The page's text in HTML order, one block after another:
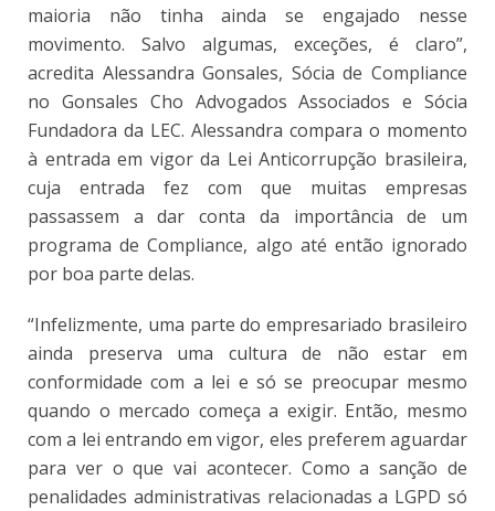
maioria não tinha ainda se engajado nesse
movimento. Salvo algumas, exceções, é claro”,
acredita Alessandra Gonsales, Sócia de Compliance
no Gonsales Cho Advogados Associados e Sócia
Fundadora da LEC. Alessandra compara o momento
à entrada em vigor da Lei Anticorrupção brasileira,
cuja entrada fez com que muitas empresas
passassem a dar conta da importância de um
programa de Compliance, algo até então ignorado
por boa parte delas.
“Infelizmente, uma parte do empresariado brasileiro
ainda preserva uma cultura de não estar em
conformidade com a lei e só se preocupar mesmo
quando o mercado começa a exigir. Então, mesmo
com a lei entrando em vigor, eles preferem aguardar
para ver o que vai acontecer. Como a sanção de
penalidades administrativas relacionadas a LGPD só